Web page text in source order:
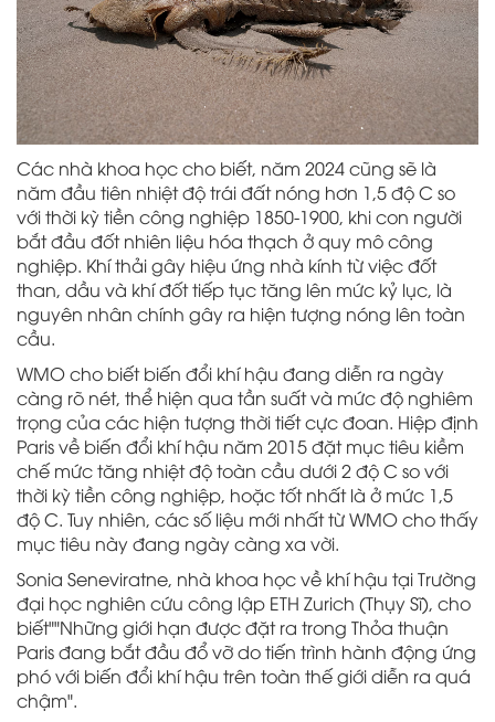
Các nhà khoa học cho biết, năm 2024 cũng sẽ là
năm đầu tiên nhiệt độ trái đất nóng hơn 1,5 độ C so
với thời kỳ tiền công nghiệp 1850-1900, khi con người
bắt đầu đốt nhiên liệu hóa thạch ở quy mô công
nghiệp. Khí thải gây hiệu ứng nhà kính từ việc đốt
than, dầu và khí đốt tiếp tục tăng lên mức kỷ lục, là
nguyên nhân chính gây ra hiện tượng nóng lên toàn
cầu.
WMO cho biết biến đổi khí hậu đang diễn ra ngày
càng rõ nét, thể hiện qua tần suất và mức độ nghiêm
trọng của các hiện tượng thời tiết cực đoan. Hiệp định
Paris về biến đổi khí hậu năm 2015 đặt mục tiêu kiềm
chế mức tăng nhiệt độ toàn cầu dưới 2 độ C so với
thời kỳ tiền công nghiệp, hoặc tốt nhất là ở mức 1,5
độ C. Tuy nhiên, các số liệu mới nhất từ WMO cho thấy
mục tiêu này đang ngày càng xa vời.
Sonia Seneviratne, nhà khoa học về khí hậu tại Trường
đại học nghiên cứu công lập ETH Zurich (Thụy Sĩ), cho
biết""Những giới hạn được đặt ra trong Thỏa thuận
Paris đang bắt đầu đổ vỡ do tiến trình hành động ứng
phó với biến đổi khí hậu trên toàn thế giới diễn ra quá
chậm".